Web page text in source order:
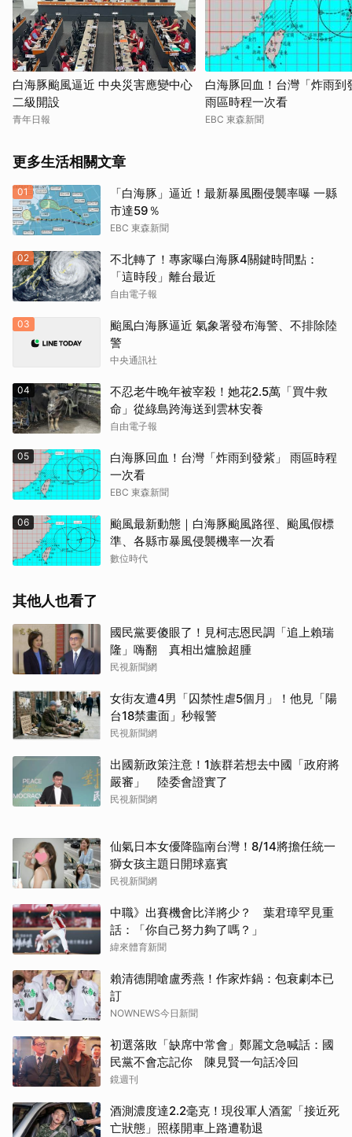
白海豚颱風逼近 中央災害應變中心
二級開設
青年日報
白海豚回血！台灣「炸雨到
雨區時程一次看
EBC 東森新聞
更多生活相關文章
01
「白海豚」逼近！最新暴風圈侵襲率曝 一縣
市達59％
EBC 東森新聞
02
不北轉了！專家曝白海豚4關鍵時間點：
「這時段」離台最近
自由電子報
03
颱風白海豚逼近 氣象署發布海警、不排除陸
警
中央通訊社
04
不忍老牛晚年被宰殺！她花2.5萬「買牛救
命」從綠島跨海送到雲林安養
自由電子報
05
白海豚回血！台灣「炸雨到發紫」 雨區時程
一次看
EBC 東森新聞
06
颱風最新動態｜白海豚颱風路徑、颱風假標
準、各縣市暴風侵襲機率一次看
數位時代
其他人也看了
國民黨要傻眼了！見柯志恩民調「追上賴瑞
隆」嗨翻 真相出爐臉超腫
民視新聞網
女街友遭4男「囚禁性虐5個月」！他見「陽
台18禁畫面」秒報警
民視新聞網
出國新政策注意！1族群若想去中國「政府將
嚴審」 陸委會證實了
民視新聞網
仙氣日本女優降臨南台灣！8/14將擔任統一
獅女孩主題日開球嘉賓
民視新聞網
中職》出賽機會比洋將少？ 葉君璋罕見重
話：「你自己努力夠了嗎？」
緯來體育新聞
賴清德開嗆盧秀燕！作家炸鍋：包衰劇本已
訂
NOWNEWS今日新聞
初選落敗「缺席中常會」鄭麗文急喊話：國
民黨不會忘記你 陳見賢一句話冷回
鏡週刊
酒測濃度達2.2毫克！現役軍人酒駕「接近死
亡狀態」照樣開車上路遭勒退
取消